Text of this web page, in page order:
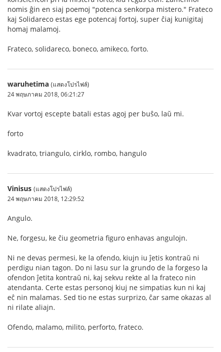
nomis ĝin en siaj poemoj "potenca senkorpa mistero." Frateco
kaj Solidareco estas ege potencaj fortoj, super ĉiaj kunigitaj
homaj malamoj.
Frateco, solidareco, boneco, amikeco, forto.
waruhetima (แสดงโปรไฟล์)
24 พฤษภาคม 2018, 06:21:27
Kvar vortoj escepte batali estas agoj per buŝo, laŭ mi.
forto
kvadrato, triangulo, cirklo, rombo, hangulo
Vinisus (แสดงโปรไฟล์)
24 พฤษภาคม 2018, 12:29:52
Angulo.
Ne, forgesu, ke ĉiu geometria figuro enhavas angulojn.
Ni ne devas permesi, ke la ofendo, kiujn iu ĵetis kontraŭ ni
perdigu nian tagon. Do ni lasu sur la grundo de la forgeso la
ofendon ĵetita kontraŭ ni, kaj sekvu rekte al la frateco nin
atendanta. Certe estas personoj kiuj ne simpatias kun ni kaj
eĉ nin malamas. Sed tio ne estas surprizo, ĉar same okazas al
ni rilate aliajn.
Ofendo, malamo, milito, perforto, frateco.